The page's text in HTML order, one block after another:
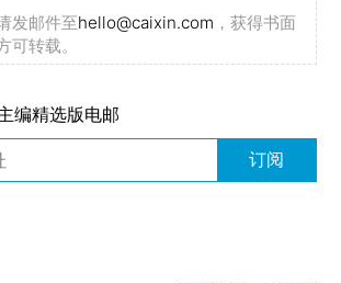
发邮件至hello@caixin.com ，获得书面
可转载。
编精选版电邮
订阅